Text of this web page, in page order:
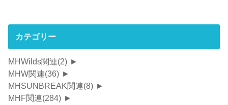
カテゴリー
MHWilds関連(2) ►
MHW関連(36) ►
MHSUNBREAK関連(8) ►
MHF関連(284) ►